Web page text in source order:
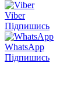
Viber
Підпишись
WhatsApp
Підпишись